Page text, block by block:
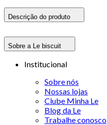
Descrição do produto
Sobre a Le biscuit
Institucional
Sobre nós
Nossas lojas
Clube Minha Le
Blog da Le
Trabalhe conosco